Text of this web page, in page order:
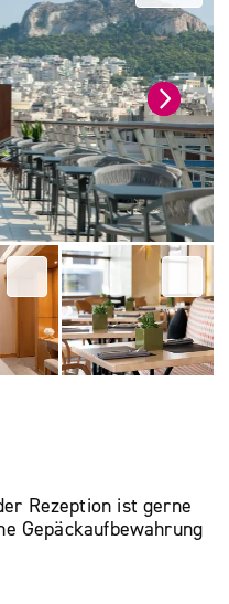
Rezeption ist gerne
Gepäckaufbewahrung